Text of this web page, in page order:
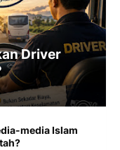
Driver
media Islam